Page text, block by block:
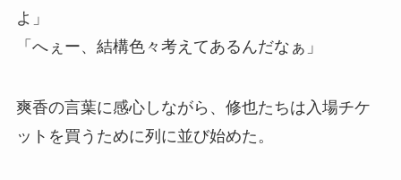
よ」
「へぇー、結構色々考えてあるんだなぁ」
爽香の言葉に感心しながら、修也たちは入場チケ
ットを買うために列に並び始めた。